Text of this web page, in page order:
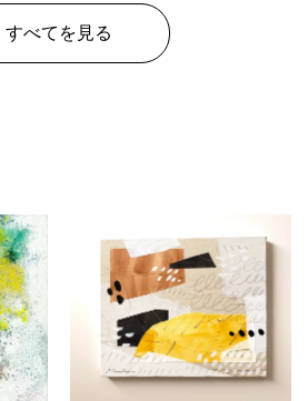
プラン
価格
すべてを見る